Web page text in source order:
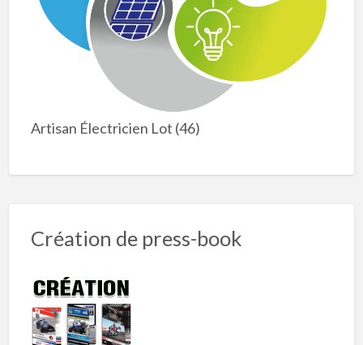
Artisan Électricien Lot (46)
Création de press-book